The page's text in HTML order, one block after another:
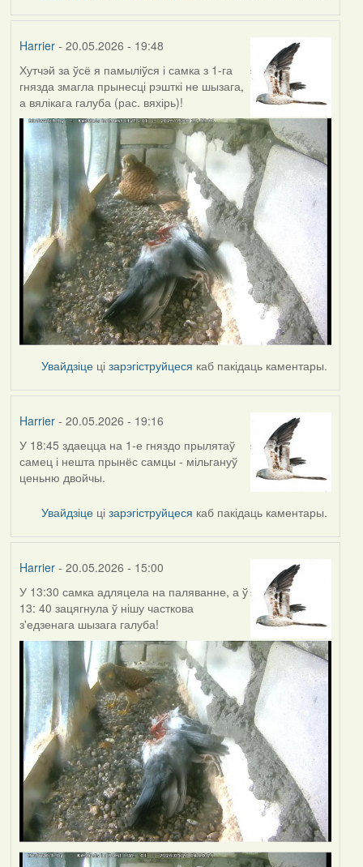
Harrier- 20.05.2026 - 19:48
Хутчэй за ўсё я памыліўся і самка з 1-га
гнязда змагла прынесці рэшткі не шызага,
а вялікага галуба (рас. вяхірь)!
Увайдзіце цізарэгіструйцеся каб пакідаць каментары.
Harrier- 20.05.2026 - 19:16
У 18:45 здаецца на 1-е гняздо прылятаў
самец і нешта прынёс самцы - мільгануў
ценьню двойчы.
Увайдзіце цізарэгіструйцеся каб пакідаць каментары.
Harrier- 20.05.2026 - 15:00
У 13:30 самка адляцела на паляванне, а ў
13: 40 зацягнула ў нішу часткова
з'едзенага шызага галуба!